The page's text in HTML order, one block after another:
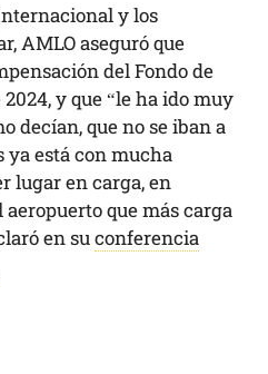
y los
AMLO aseguró que
del Fondo de
y que “le ha ido muy
decían, que no se iban a
ya está con mucha
lugar en carga, en
que más carga
en suconferencia